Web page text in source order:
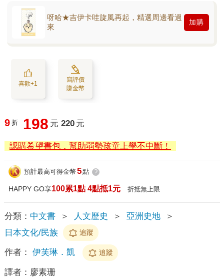
呀哈★吉伊卡哇旋風再起，精選周邊看過
來
加購
喜歡+1
寫評價
賺金幣
9 折 198 元 220 元
認購希望書包，幫助弱勢孩童上學不中斷！
預計最高可得金幣 5點 ?
HAPPY GO享100累1點 4點抵1元 折抵無上限
分類： 中文書 ＞ 人文歷史 ＞ 亞洲史地
＞
日本文化/民族
追蹤
作者： 伊芙琳．凱 追蹤
譯者： 廖素珊